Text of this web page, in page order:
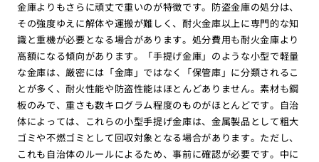
金庫よりもさらに頑丈で重いのが特徴です。防盗金庫の処分は、
その強度ゆえに解体や運搬が難しく、耐火金庫以上に専門的な知
識と重機が必要となる場合があります。処分費用も耐火金庫より
高額になる傾向があります。「手提げ金庫」のような小型で軽量
な金庫は、厳密には「金庫」ではなく「保管庫」に分類されるこ
とが多く、耐火性能や防盗性能はほとんどありません。素材も鋼
板のみで、重さも数キログラム程度のものがほとんどです。自治
体によっては、これらの小型手提げ金庫は、金属製品として粗大
ゴミや不燃ゴミとして回収対象となる場合があります。ただし、
これも自治体のルールによるため、事前に確認が必要です。中に